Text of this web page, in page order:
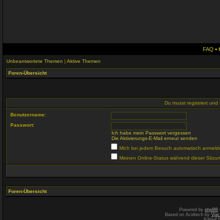
FAQ •
Unbeantwortete Themen | Aktive Themen
Foren-Übersicht
Du musst registriert
Benutzername:
Passwort:
Ich habe mein Passwort vergessen
Die Aktivierungs-E-Mail erneut senden
Mich bei jedem Besuch automatisch
Meinen Online-Status während dieser
Foren-Übersicht
Powered by phpBB
Based on Acidtech by